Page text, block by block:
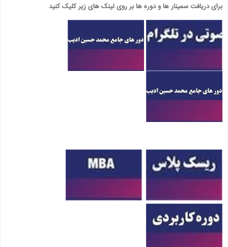
برای دریافت سمینار ها و دوره ها بر روی لینک های زیر کلیک کنید